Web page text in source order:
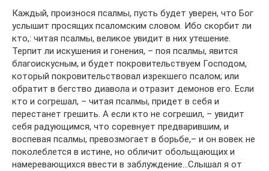
Каждый, произнося псалмы, пусть будет уверен, что Бог
услышит просящих псаломским словом. Ибо скорбит ли
кто,: читая псалмы, великое увидит в них утешение.
Терпит ли искушения и гонения, – поя псалмы, явится
благоискусным, и будет покровительствуем Господом,
который покровительствовал изрекшего псалом; или
обратит в бегство диавола и отразит демонов его. Если
кто и согрешал, – читая псалмы, придет в себя и
перестанет грешить. А если кто не согрешил, – увидит
себя радующимся, что соревнует предварившим, и
воспевая псалмы, превозмогает в борьбе,– и он вовек не
поколеблется в истине, но обличит обольщающих и
намеревающихся ввести в заблуждение…Слышал я от